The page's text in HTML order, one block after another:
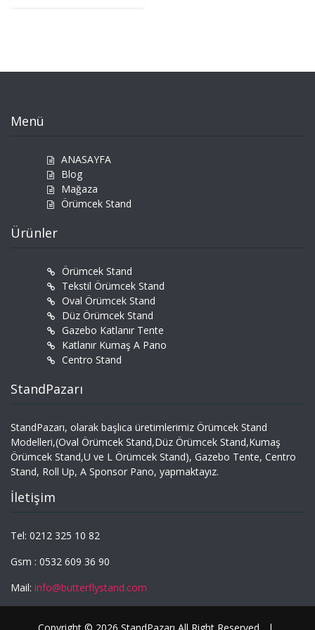
Menü
ANASAYFA
Blog
Mağaza
Örümcek Stand
Ürünler
Örümcek Stand
Tekstil Örümcek Stand
Oval Örümcek Stand
Düz Örümcek Stand
Gazebo Katlanır Tente
Katlanır Kumaş A Pano
Centro Stand
StandPazarı
StandPazarı, olarak başlıca üretimlerimiz Örümcek Stand
Modelleri,(Oval Örümcek Stand,Düz Örümcek Stand,Kumaş
Örümcek Stand,U ve L Örümcek Stand), Gazebo Tente, Centro
Stand, Roll Up, A Sponsor Pano, yapmaktayız.
İletişim
Tel: 0212 325 10 82
Gsm : 0532 609 36 90
Mail: info@butterflystand.com